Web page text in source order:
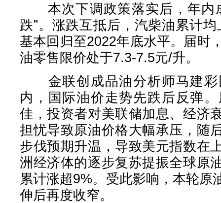
本次下调政策落实后，年内
跌”。涨跌互抵后，汽柴油累计
基本回归至2022年底水平。届时
油零售限价处于7.3-7.5元/升。
金联创成品油分析师马建彩
内，国际油价走势先跌后反弹
佳，投资者对美联储加息、经济
担忧导致原油价格大幅承压，随
步伐预期升温，导致美元指数在
洲经济体的逐步复苏提振全球原
累计涨超9%。受此影响，本轮原
伸后再度收窄。